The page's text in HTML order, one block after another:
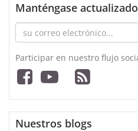
Manténgase
Participar en nuestro flujo
Nuestros blogs